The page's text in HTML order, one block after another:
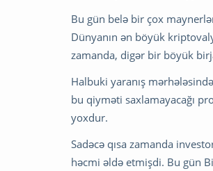
Bu gün belə bir çox
Dünyanın ən böyük
zamanda, digər bir böyük
Halbuki yaranış
bu qiyməti saxlamayacağı
yoxdur.
Sadəcə qısa zamanda
həcmi əldə etmişdi. Bu gün